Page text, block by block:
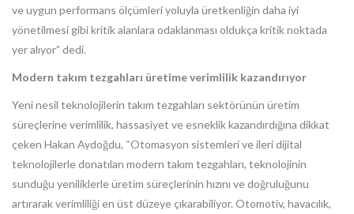
ve uygun performans ölçümleri yoluyla üretkenliğin daha iyi
yönetilmesi gibi kritik alanlara odaklanması oldukça kritik noktada
yer alıyor” dedi.
Modern takım tezgahları üretime verimlilik kazandırıyor
Yeni nesil teknolojilerin takım tezgahları sektörünün üretim
süreçlerine verimlilik, hassasiyet ve esneklik kazandırdığına dikkat
çeken Hakan Aydoğdu, “Otomasyon sistemleri ve ileri dijital
teknolojilerle donatılan modern takım tezgahları, teknolojinin
sunduğu yeniliklerle üretim süreçlerinin hızını ve doğruluğunu
artırarak verimliliği en üst düzeye çıkarabiliyor. Otomotiv, havacılık,